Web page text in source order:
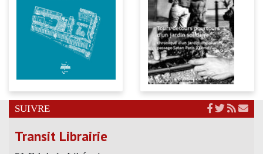
SUIVRE
Transit Librairie